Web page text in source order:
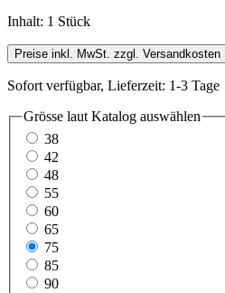
Inhalt: 1 Stück
Preise inkl. MwSt. zzgl. Versandkosten
Sofort verfügbar, Lieferzeit: 1-3 Tage
Grösse laut Katalog auswählen
38
42
48
55
60
65
75
85
90